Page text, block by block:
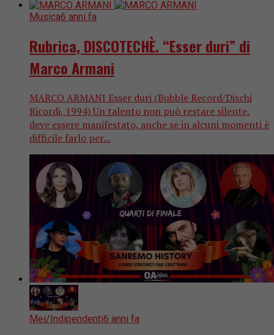
Musica6 anni fa
Rubrica, DISCOTECHÈ. “Esser duri” di
Marco Armani
MARCO ARMANI Esser duri (Bubble Record/Dischi
Ricordi, 1994) Un talento non può restare silente,
deve essere manifestato, anche se in alcuni momenti è
difficile farlo per...
Mei/Indipendenti6 anni fa